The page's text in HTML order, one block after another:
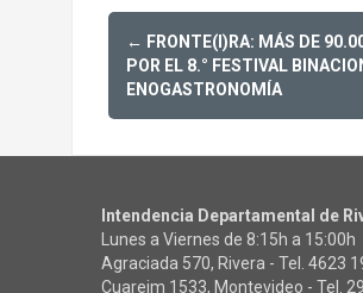
Post
navigation
← FRONTE(I)RA: MÁS DE
POR EL 8.° FESTIVAL
ENOGASTRONOMÍA
Intendencia Departamental de
Lunes a Viernes de 8:15h a 15:00h
Agraciada 570, Rivera - Tel. 4623
Cuareim 1533, Montevideo - Tel.